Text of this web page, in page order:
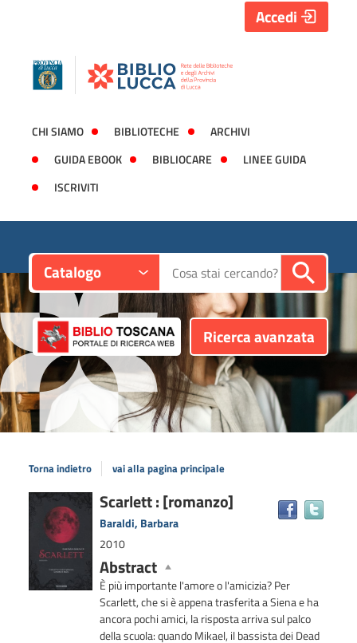
CHI SIAMO BIBLIOTECHE
ARCHIVI
GUIDA EBOOK
BIBLIOCARE
LINEE GUIDA
ISCRIVITI
Accedi
Catalogo Cerca su "Catalogo"
Ricerca avanzata
Torna indietro vai alla pagina principale
Dettaglio
del
documento
Scarlett : [romanzo]
Baraldi, Barbara
2010
Abstract
È più importante l'amore o l'amicizia? Per
Scarlett, che si è appena trasferita a Siena e ha
ancora pochi amici, la risposta arriva sul palco
della scuola: quando Mikael, il bassista dei Dead